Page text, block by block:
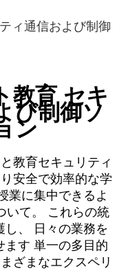
ィ通信および制御
教育セキ
び制御ソ
ン
教育セキュリティ
安全で効率的な学
業に集中できるよ
いて。
これらの統
、
日々の業務を
ます 単一の多目的
ざまなエクスペリ